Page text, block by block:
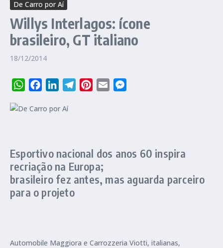
De Carro por Aí
Willys Interlagos: ícone
brasileiro, GT italiano
18/12/2014
WhatsAppFacebookLinkedInTelegramPinterest
Email
Esportivo nacional dos anos 60 inspira
recriação na Europa;
brasileiro fez antes, mas aguarda parceiro
para o projeto
Automobile Maggiora e Carrozzeria Viotti, italianas,